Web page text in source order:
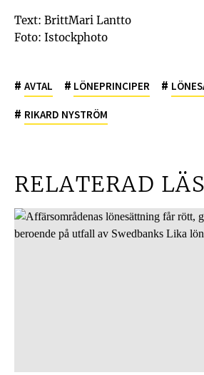
Text: BrittMari Lantto
Foto: Istockphoto
# AVTAL # LÖNEPRINCIPER #
# RIKARD NYSTRÖM
RELATERAD